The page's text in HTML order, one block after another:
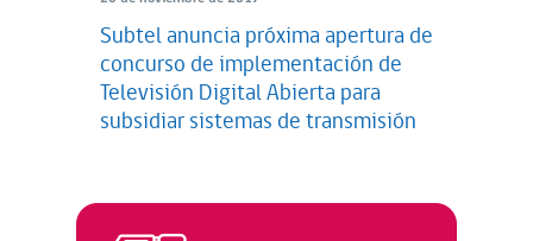
Subtel anuncia próxima apertura de
concurso de implementación de
Televisión Digital Abierta para
subsidiar sistemas de transmisión